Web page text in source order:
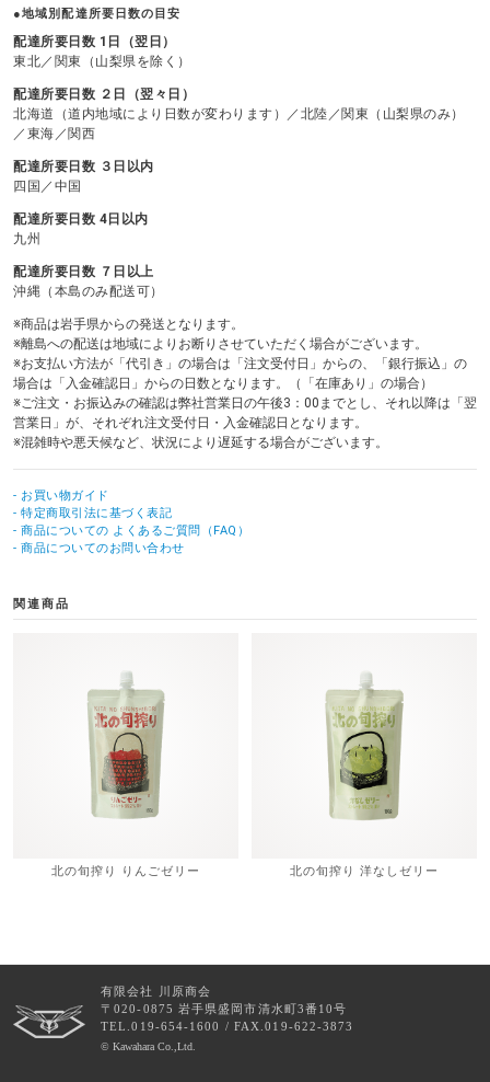
●地域別配達所要日数の目安
配達所要日数 1日（翌日）
東北／関東（山梨県を除く）
配達所要日数 ２日（翌々日）
北海道（道内地域により日数が変わります）／北陸／関東（山梨県のみ）
／東海／関西
配達所要日数 ３日以内
四国／中国
配達所要日数 4日以内
九州
配達所要日数 ７日以上
沖縄（本島のみ配送可）
※商品は岩手県からの発送となります。
※離島への配送は地域によりお断りさせていただく場合がございます。
※お支払い方法が「代引き」の場合は「注文受付日」からの、「銀行振込」の
場合は「入金確認日」からの日数となります。（「在庫あり」の場合）
※ご注文・お振込みの確認は弊社営業日の午後3：00までとし、それ以降は「翌
営業日」が、それぞれ注文受付日・入金確認日となります。
※混雑時や悪天候など、状況により遅延する場合がございます。
- お買い物ガイド
- 特定商取引法に基づく表記
- 商品についての よくあるご質問（FAQ）
- 商品についてのお問い合わせ
関連商品
北の旬搾り りんごゼリー 北の旬搾り 洋なしゼリー
有限会社 川原商会
〒020-0875 岩手県盛岡市清水町3番10号
TEL.019-654-1600 / FAX.019-622-3873
© Kawahara Co.,Ltd.